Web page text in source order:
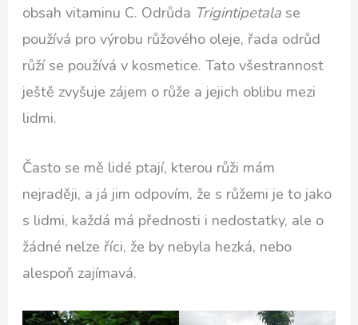
obsah vitaminu C. Odrůda Trigintipetala se
používá pro výrobu růžového oleje, řada odrůd
růží se používá v kosmetice. Tato všestrannost
ještě zvyšuje zájem o růže a jejich oblibu mezi
lidmi.
Často se mě lidé ptají, kterou růži mám
nejraději, a já jim odpovím, že s růžemi je to jako
s lidmi, každá má přednosti i nedostatky, ale o
žádné nelze říci, že by nebyla hezká, nebo
alespoň zajímavá.